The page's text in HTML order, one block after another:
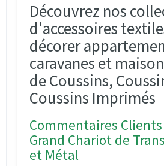
Découvrez nos
d'accessoires
décorer
caravanes et
de Coussins,
Coussins Imprimés
Commentaires Clients
Grand Chariot de
et Métal